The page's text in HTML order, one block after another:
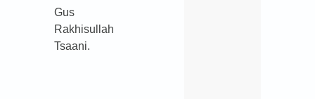
Gus
Rakhisullah
Tsaani.